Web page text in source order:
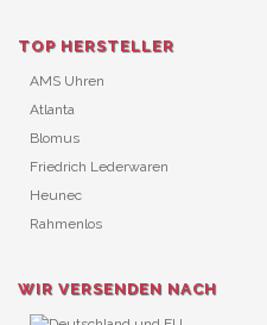
TOP HERSTELLER
AMS Uhren
Atlanta
Blomus
Friedrich Lederwaren
Heunec
Rahmenlos
WIR VERSENDEN NACH